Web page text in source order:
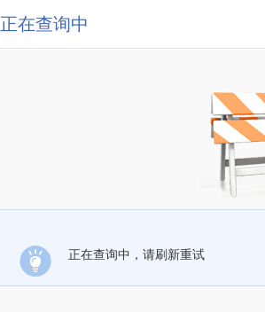
正在查询中
正在查询中，请刷新重试